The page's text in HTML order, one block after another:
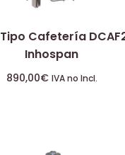
Cafetería
Inhospan
890,00€ IVA no Incl.